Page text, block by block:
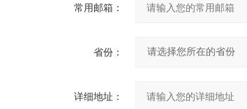
常用邮箱：
省份：
详细地址：